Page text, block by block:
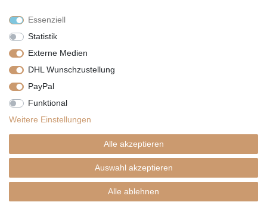
Vertrag widerrufen
Copyright by Telli´s Welt
SHOPDESIGN BYPLENTYNOW
Essenziell
Statistik
Externe Medien
DHL Wunschzustellung
PayPal
Funktional
Weitere Einstellungen
Alle akzeptieren
Auswahl akzeptieren
Alle ablehnen